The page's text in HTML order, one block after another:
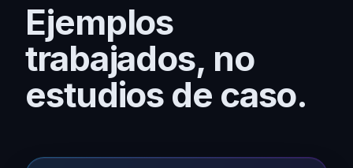
Ejemplos
trabajados, no
estudios de caso.